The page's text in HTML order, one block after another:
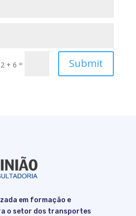
+ 6 = Submit
em formação e
o setor dos transportes